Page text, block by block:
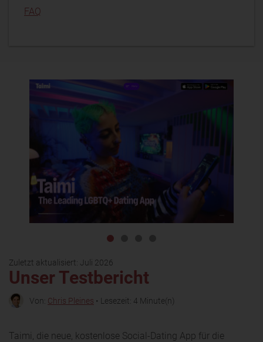
FAQ
Zuletzt aktualisiert: Juli 2026
Unser Testbericht
Von: Chris Pleines • Lesezeit: 4 Minute(n)
Taimi, die neue, kostenlose Social-Dating App für die